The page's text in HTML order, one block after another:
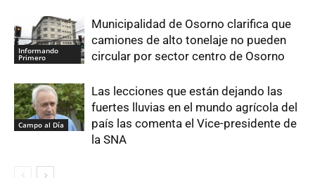
Informando
Primero
Municipalidad de Osorno clarifica que
camiones de alto tonelaje no pueden
circular por sector centro de Osorno
Campo al Día
Las lecciones que están dejando las
fuertes lluvias en el mundo agrícola del
país las comenta el Vice-presidente de
la SNA